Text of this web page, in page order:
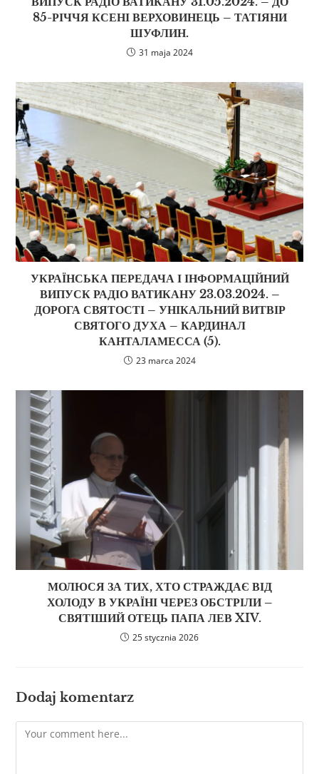
85-РІЧЧЯ КСЕНІ ВЕРХОВИНЕЦЬ – ТАТІЯНИ
ШУФЛИН.
31 maja 2024
УКРАЇНСЬКА ПЕРЕДАЧА І ІНФОРМАЦІЙНИЙ
ВИПУСК РАДІО ВАТИКАНУ 23.03.2024. –
ДОРОГА СВЯТОСТІ – УНІКАЛЬНИЙ ВИТВІР
СВЯТОГО ДУХА – КАРДИНАЛ
КАНТАЛАМЕССА (5).
23 marca 2024
МОЛЮСЯ ЗА ТИХ, ХТО СТРАЖДАЄ ВІД
ХОЛОДУ В УКРАЇНІ ЧЕРЕЗ ОБСТРІЛИ –
СВЯТІШИЙ ОТЕЦЬ ПАПА ЛЕВ XIV.
25 stycznia 2026
Dodaj komentarz